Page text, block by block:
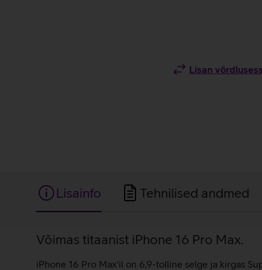
Lisan
Lisainfo Tehnilised andmed
Lisainfo
Võimas titaanist iPhone 16 Pro Max.
iPhone 16 Pro Max'il on 6,9-tolline selge ja kirgas